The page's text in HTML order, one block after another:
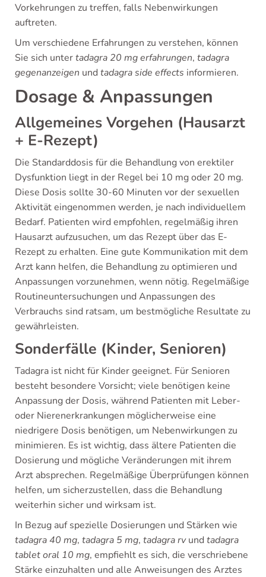
Vorkehrungen zu treffen, falls Nebenwirkungen
auftreten.
Um verschiedene Erfahrungen zu verstehen, können
Sie sich untertadagra 20 mg erfahrungen, tadagra
gegenanzeigen und tadagra side effects informieren.
Dosage & Anpassungen
Allgemeines Vorgehen (Hausarzt
+ E-Rezept)
Die Standarddosis für die Behandlung von erektiler
Dysfunktion liegt in der Regel bei 10 mg oder 20 mg.
Diese Dosis sollte 30-60 Minuten vor der sexuellen
Aktivität eingenommen werden, je nach individuellem
Bedarf. Patienten wird empfohlen, regelmäßig ihren
Hausarzt aufzusuchen, um das Rezept über das E-
Rezept zu erhalten. Eine gute Kommunikation mit dem
Arzt kann helfen, die Behandlung zu optimieren und
Anpassungen vorzunehmen, wenn nötig. Regelmäßige
Routineuntersuchungen und Anpassungen des
Verbrauchs sind ratsam, um bestmögliche Resultate zu
gewährleisten.
Sonderfälle (Kinder, Senioren)
Tadagra ist nicht für Kinder geeignet. Für Senioren
besteht besondere Vorsicht; viele benötigen keine
Anpassung der Dosis, während Patienten mit Leber-
oder Nierenerkrankungen möglicherweise eine
niedrigere Dosis benötigen, um Nebenwirkungen zu
minimieren. Es ist wichtig, dass ältere Patienten die
Dosierung und mögliche Veränderungen mit ihrem
Arzt absprechen. Regelmäßige Überprüfungen können
helfen, um sicherzustellen, dass die Behandlung
weiterhin sicher und wirksam ist.
In Bezug auf spezielle Dosierungen und Stärken wie
tadagra 40 mg, tadagra 5 mg, tadagra rvund tadagra
tablet oral 10 mg, empfiehlt es sich, die verschriebene
Stärke einzuhalten und alle Anweisungen des Arztes